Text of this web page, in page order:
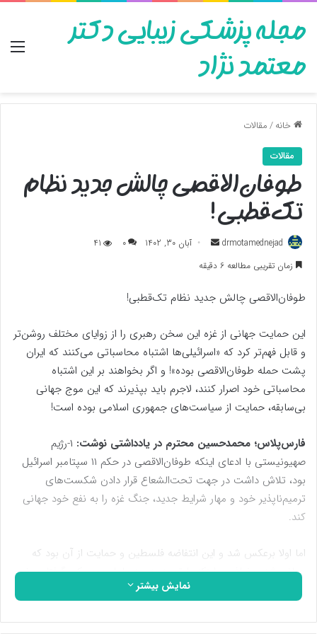
مجله پزشکی زیبایی دکتر
معتمد نژاد
خانه/مقالات
مقالات
طوفان‌الاقصی چالش جدید نظام
تک‌قطبی!
drmotamednejad
ارسال
به
آبان 30, 1402 0
41
زمان تقریبی مطالعه 6 دقیقه
طوفان‌الاقصی چالش جدید نظام تک‌قطبی!
این حمایت جهانی از غزه این سخن رهبری را از زوایای مختلف روشن‌تر
و قابل فهم‌تر کرد که «اسرائیلی‌ها اشتباه محاسباتی می‌کنند که ایران
پشت حمله طوفان‌الاقصی بوده»! و اگر بخواهند بر این اشتباه
محاسباتی خود اصرار کنند‌، لاجرم باید بپذیرند که این موج جهانی
بی‌سابقه، حمایت از سیاست‌های جمهوری اسلامی بوده است!
فارس‌پلاس؛ محمدحسین محترم در یادداشتی نوشت: ۱-رژیم
صهیونیستی با ادعای اینکه طوفان‌الاقصی در حکم ۱۱ سپتامبر اسرائیل
بود، تلاش داشت در جهت تحت‌الشعاع قرار دادن شکست‌های
ترمیم‌ناپذیر خود و مهار شرایط جدید، جنگ غزه را به نفع خود جهانی
کند.
اما اولا برعکس شد و این انتفاضه فلسطین و حمایت از آن بود که
جهانی شد. مضاف بر اینکه با توجه به سه عامل مهم یکی گرفتاری غرب
و ناتو در جنگ اوکراین و دیگری وجود سدّ محکمی در مقابل
همگرایی تهران – مسکو – پکن، آمریکا توان ورود به جنگی با
نمایش بیشتر